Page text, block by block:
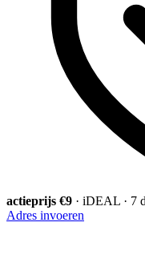
actieprijs €9 · iDEAL · 7
Adres invoeren